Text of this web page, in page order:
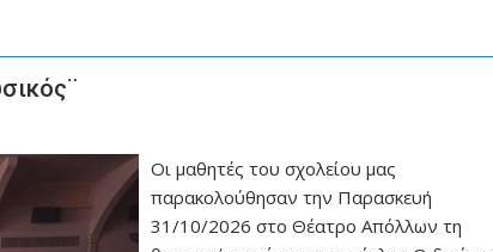
Οι μαθητές του σχολείου μας
παρακολούθησαν την Παρασκευή
31/10/2026 στο Θέατρο Απόλλων τη